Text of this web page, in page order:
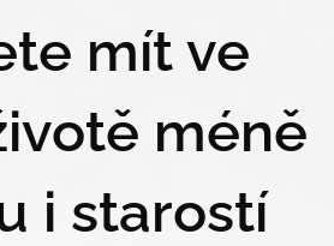
mít ve
méně
i starostí